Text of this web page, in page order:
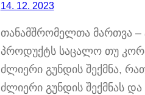
14. 12. 2023
თანამშრომელთა მართვა –
პროდუქტს საცალო თუ
ძლიერი გუნდის შექმნა,
ძლიერი გუნდის შექმნას